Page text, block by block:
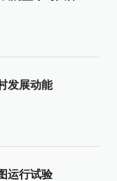
发展动能
运行试验